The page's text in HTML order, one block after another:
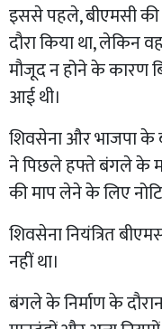
इससे पहले, बीएमसी
दौरा किया था, लेकिन
मौजूद न होने के कारण
आई थी।
शिवसेना और भाजपा के
ने पिछले हफ्ते बंगले के
की माप लेने के लिए
शिवसेना नियंत्रित
नहीं था।
बंगले के निर्माण के